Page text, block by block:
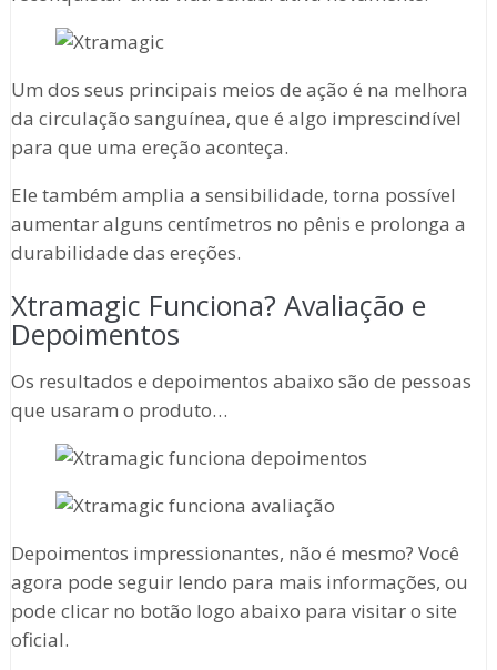
Um dos seus principais meios de ação é na melhora
da circulação sanguínea, que é algo imprescindível
para que uma ereção aconteça.
Ele também amplia a sensibilidade, torna possível
aumentar alguns centímetros no pênis e prolonga a
durabilidade das ereções.
Xtramagic Funciona? Avaliação e
Depoimentos
Os resultados e depoimentos abaixo são de pessoas
que usaram o produto…
Depoimentos impressionantes, não é mesmo? Você
agora pode seguir lendo para mais informações, ou
pode clicar no botão logo abaixo para visitar o site
oficial.